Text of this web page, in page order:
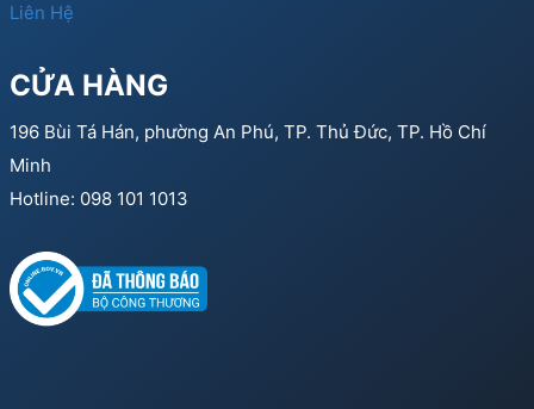
Liên Hệ
CỬA HÀNG
196 Bùi Tá Hán, phường An Phú, TP. Thủ Đức, TP. Hồ Chí
Minh
Hotline: 098 101 1013